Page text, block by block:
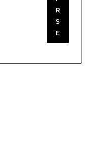
R
S
E